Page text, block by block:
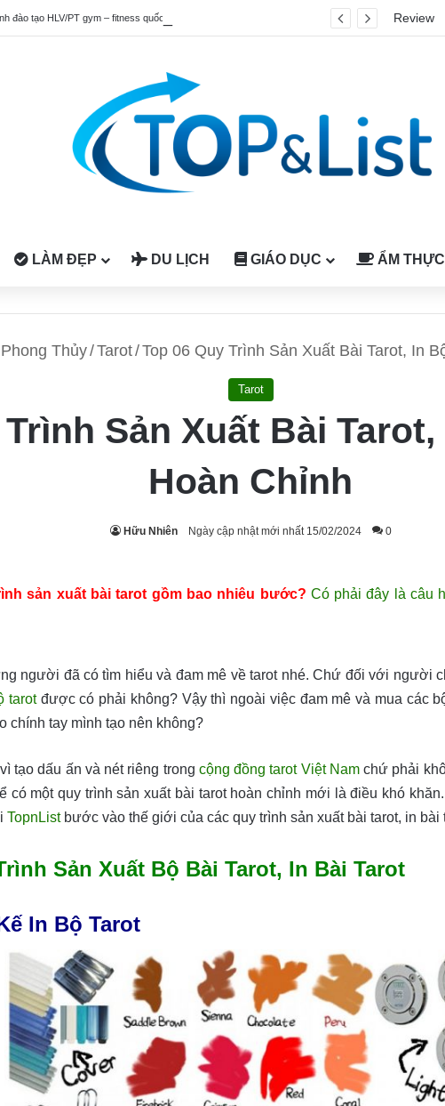
đào tạo HLV/PT gym – fitness quốc tế được công nhận tại Việt Nam Review
LÀM ĐẸP DU LỊCH GIÁO DỤC ẨM THỰC
Phong Thủy/Tarot/Top 06 Quy Trình Sản Xuất Bài Tarot, In
Tarot
Sản Xuất Bài
Hoàn Chỉnh
Hữu Nhiên Ngày cập nhật mới nhất 15/02/2024 0
sản xuất bài tarot gồm bao nhiêu bước? Có phải đây là câu
người đã có tìm hiểu và đam mê về tarot nhé. Chứ đối với người
tarotđược có phải không? Vậy thì ngoài việc đam mê và mua các
chính tay mình tạo nên không?
tạo dấu ấn và nét riêng trong cộng đồng tarot Việt Namchứ phải
có một quy trình sản xuất bài tarot hoàn chỉnh mới là điều khó
TopnListbước vào thế giới của các quy trình sản xuất bài tarot, in
Sản Xuất Bộ Bài Tarot, In Bài Tarot
In Bộ Tarot